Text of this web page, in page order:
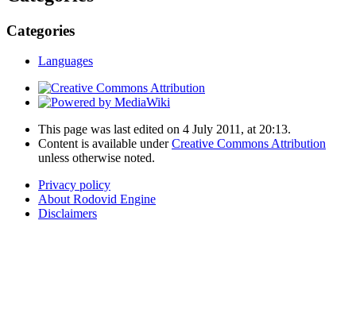
Categories
Languages
This page was last edited on 4 July 2011, at 20:13.
Content is available underCreative Commons Attribution
unless otherwise noted.
Privacy policy
About Rodovid Engine
Disclaimers